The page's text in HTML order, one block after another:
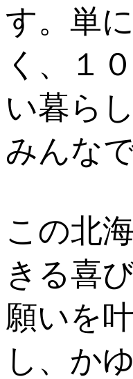
す。単
く、１
い暮ら
みんな
この北
きる喜
願いを
し、か